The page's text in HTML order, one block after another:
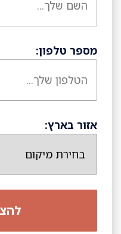
מספר טלפון:
אזור בארץ: